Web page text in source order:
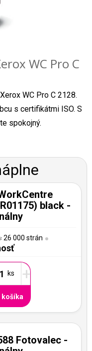
WC Pro C
WC Pro C 2128.
s certifikátmi ISO. S
spokojný.
black -
26 000 strán
+
košíka
Fotovalec -